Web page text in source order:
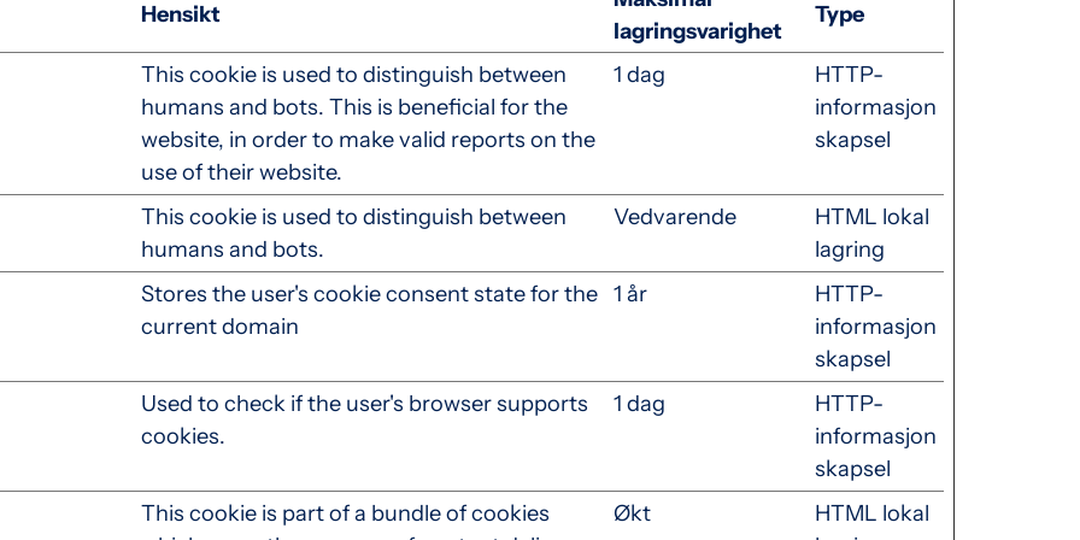
Hensikt
lagringsvarighet
Type
This cookie is used to distinguish between
humans and bots. This is beneficial for the
website, in order to make valid reports on the
use of their website.
1 dag
HTTP-
informasjon
skapsel
This cookie is used to distinguish between
humans and bots.
Vedvarende
HTML lokal
lagring
Stores the user's cookie consent state for the
current domain
1 år
HTTP-
informasjon
skapsel
Used to check if the user's browser supports
cookies.
1 dag
HTTP-
informasjon
skapsel
This cookie is part of a bundle of cookies
Økt
HTML lokal